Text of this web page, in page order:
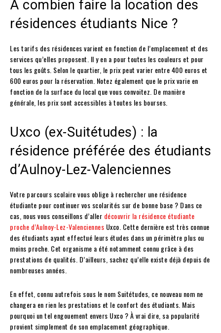
À combien faire la location des
résidences étudiants Nice ?
Les tarifs des résidences varient en fonction de l’emplacement et des
services qu’elles proposent. Il y en a pour toutes les couleurs et pour
tous les goûts. Selon le quartier, le prix peut varier entre 400 euros et
600 euros pour la réservation. Notez également que le prix varie en
fonction de la surface du local que vous convoitez. De manière
générale, les prix sont accessibles à toutes les bourses.
Uxco (ex-Suitétudes) : la
résidence préférée des étudiants
d’Aulnoy-Lez-Valenciennes
Votre parcours scolaire vous oblige à rechercher une résidence
étudiante pour continuer vos scolarités sur de bonne base ? Dans ce
cas, nous vous conseillons d’aller découvrir la résidence étudiante
proche d’Aulnoy-Lez-Valenciennes Uxco. Cette dernière est très connue
des étudiants ayant effectué leurs études dans un périmètre plus ou
moins proche. Cet organisme a été notamment connu grâce à des
prestations de qualités. D’ailleurs, sachez qu’elle existe déjà depuis de
nombreuses années.
En effet, connu autrefois sous le nom Suitétudes, ce nouveau nom ne
changera en rien les prestations et le confort des étudiants. Mais
pourquoi un tel engouement envers Uxco ? À vrai dire, sa popularité
provient simplement de son emplacement géographique.